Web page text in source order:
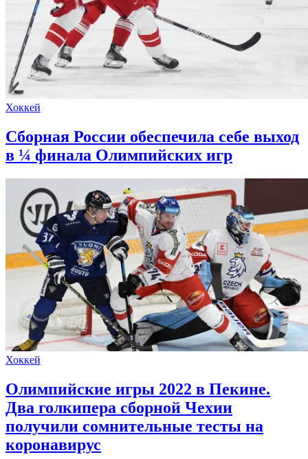
Хоккей
Сборная России обеспечила себе выход
в ¼ финала Олимпийских игр
Хоккей
Олимпийские игры 2022 в Пекине.
Два голкипера сборной Чехии
получили сомнительные тесты на
коронавирус